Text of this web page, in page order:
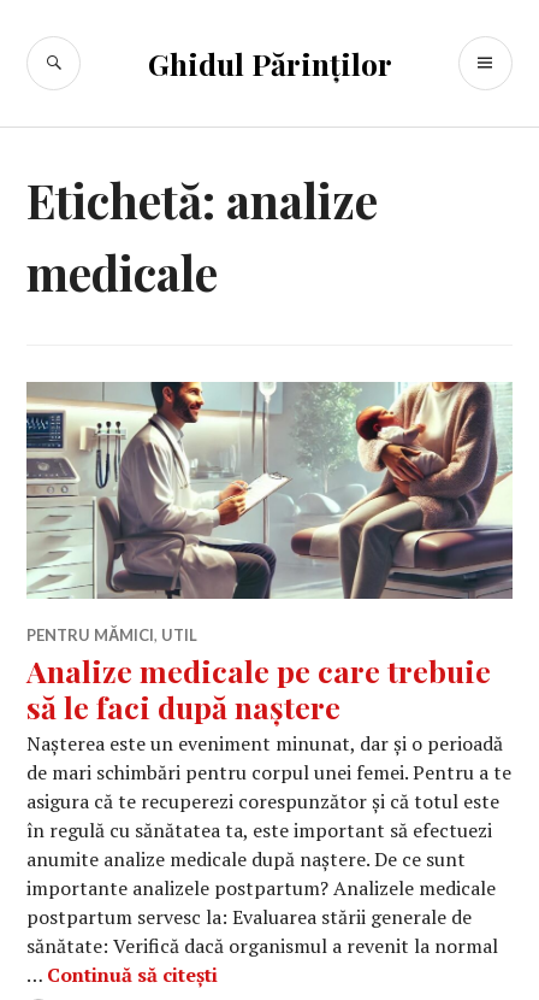
conținut
Ghidul Părinților
CĂUTARE
Etichetă: analize
medicale
PENTRU MĂMICI, UTIL
Analize medicale pe care trebuie
să le faci după naștere
Nașterea este un eveniment minunat, dar și o perioadă
de mari schimbări pentru corpul unei femei. Pentru a te
asigura că te recuperezi corespunzător și că totul este
în regulă cu sănătatea ta, este important să efectuezi
anumite analize medicale după naștere. De ce sunt
importante analizele postpartum? Analizele medicale
postpartum servesc la: Evaluarea stării generale de
sănătate: Verifică dacă organismul a revenit la normal
… Continuă să citești